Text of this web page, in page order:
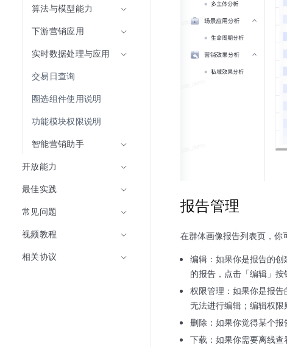
算法与模型能力
下游营销应用
实时数据处理与应用
交易日查询
圈选组件使用说明
功能模块权限说明
智能营销助手
开放能力
最佳实践
常见问题
视频教程
相关协议
报告管理
在群体画像报告列表页，你
编辑：如果你是报告的
的报告，点击「编辑」按
权限管理：如果你是报
无法进行编辑；编辑权限
删除：如果你觉得某个
下载：如果你需要离线